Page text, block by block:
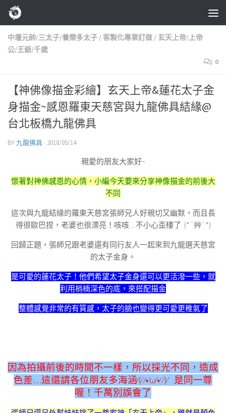
Skip to content
中壇元帥/三太子/養樂多太子 /客製化專業訂做 / 玄天上帝/上帝
公/王爺/千歲
0
【神佛像描金彩繪】玄天上帝&蓮花太子金
身描金~感恩羅東天慈宮與九龍佛具結緣@
台北板橋九龍佛具
BY 九龍佛具 · 2018/05/14
親愛的朋友大家好~
懷著對神佛感恩的心情，小編今天要來分享神像描金的前後大
不同
這次與九龍結緣的羅東天慈宮張師兄人好親切又幽默，而且長
得很歐巴捏，老婆也很漂亮！咳咳…不小心歪樓了 (*´艸`*)
回歸正題，張師兄跟老婆還有同行友人一起來到九龍選天慈宮
的太子金身。
是可愛的蓮花太子！他們希望太子金身還可以更活潑一些，就
利用梢楠深色的底，來搭配描金
整體感覺非常的有質感，太子的臉也變得更可愛更稚氣了
因為拍攝前後的時間不一樣，所以採光不同，造成
色差…這還請各位朋友多海涵⁄(⁄ ⁄•⁄ω⁄•⁄ ⁄)⁄ 是同一尊
喔！千萬別誤會了